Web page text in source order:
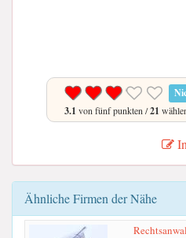
3.1 von fünf punkten /21
Ähnliche Firmen der Nähe